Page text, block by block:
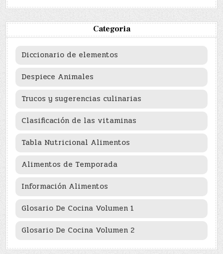
Categoria
Diccionario de elementos
Despiece Animales
Trucos y sugerencias culinarias
Clasificación de las vitaminas
Tabla Nutricional Alimentos
Alimentos de Temporada
Información Alimentos
Glosario De Cocina Volumen 1
Glosario De Cocina Volumen 2